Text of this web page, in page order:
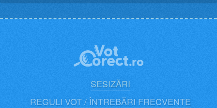
SESIZĂRI
REGULI VOT / ÎNTREBĂRI FRECVENTE